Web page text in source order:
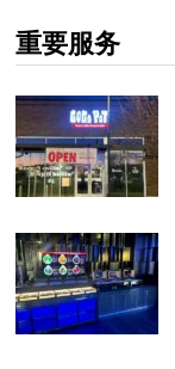
重要服务